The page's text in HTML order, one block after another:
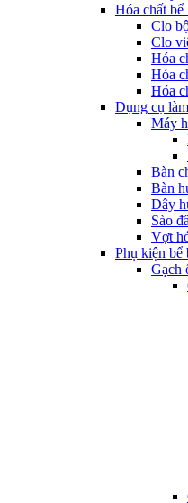
Hóa chất bể
Clo
Clo
Hóa
Hóa
Hóa
Dụng cụ
Máy
Bàn
Bàn
Dây
Sào
Vợt
Phụ kiện bể
Gạch